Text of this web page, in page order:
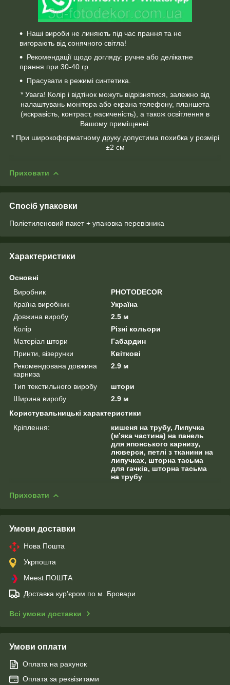
Наші вироби не линяють під час прання та не
вигорають від сонячного світла!
Рекомендації щодо догляду: ручне або делікатне
прання при 30-40 гр.
Прасувати в режимі синтетика.
* Увага! Колір і відтінок можуть відрізнятися, залежно від
налаштувань монітора або екрана телефону, планшета
(яскравість, контраст, насиченість), а також освітлення в
Вашому приміщенні.
* При широкоформатному друку допустима похибка у розмірі
±2 см
Приховати
Спосіб упаковки
Поліетиленовий пакет + упаковка перевізника
Характеристики
Основні
Виробник
PHOTODECOR
Країна виробник
Україна
Довжина виробу
2.5 м
Колір
Різні кольори
Матеріал штори
Габардин
Принти, візерунки
Квіткові
Рекомендована довжина
карниза
2.9 м
Тип текстильного виробу
штори
Ширина виробу
2.9 м
Користувальницькі характеристики
Кріплення:
кишеня на трубу, Липучка
(м’яка частина) на панель
для японського карнизу,
люверси, петлі з тканини на
липучках, шторна тасьма
для гачків, шторна тасьма
на трубу
Приховати
Умови доставки
Нова Пошта
Укрпошта
Meest ПОШТА
Доставка кур'єром по м. Бровари
Всі умови доставки
Умови оплати
Оплата на рахунок
Оплата за реквізитами